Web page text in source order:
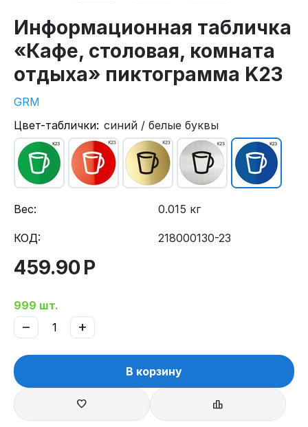
Информационная табличка
«Кафе, столовая, комната
отдыха» пиктограмма K23
GRM
Цвет-таблички: синий / белые буквы
Вес: 0.015 кг
КОД: 218000130-23
459.90Р
999 шт.
+
−
В корзину